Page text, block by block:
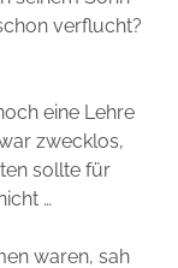
verflucht?
eine Lehre
zwecklos,
sollte für
…
waren, sah